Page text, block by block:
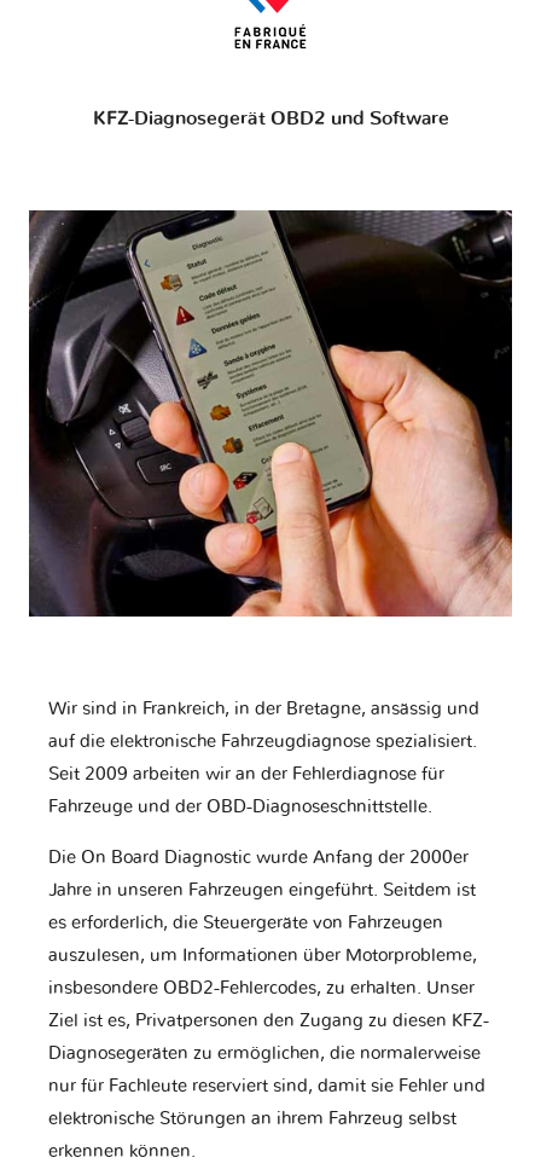
KFZ-Diagnosegerät OBD2 und Software
Wir sind in Frankreich, in der Bretagne, ansässig und
auf die elektronische Fahrzeugdiagnose spezialisiert.
Seit 2009 arbeiten wir an der Fehlerdiagnose für
Fahrzeuge und der OBD-Diagnoseschnittstelle.
Die On Board Diagnostic wurde Anfang der 2000er
Jahre in unseren Fahrzeugen eingeführt. Seitdem ist
es erforderlich, die Steuergeräte von Fahrzeugen
auszulesen, um Informationen über Motorprobleme,
insbesondere OBD2-Fehlercodes, zu erhalten. Unser
Ziel ist es, Privatpersonen den Zugang zu diesen KFZ-
Diagnosegeräten zu ermöglichen, die normalerweise
nur für Fachleute reserviert sind, damit sie Fehler und
elektronische Störungen an ihrem Fahrzeug selbst
erkennen können.